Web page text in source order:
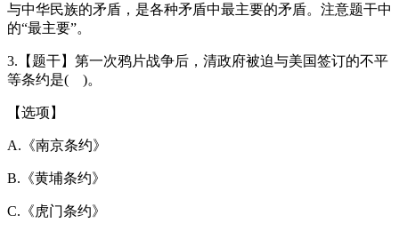
与中华民族的矛盾，是各种矛盾中最主要的矛盾。注意题干中
的“最主要”。
3.【题干】第一次鸦片战争后，清政府被迫与美国签订的不平
等条约是( )。
【选项】
A.《南京条约》
B.《黄埔条约》
C.《虎门条约》